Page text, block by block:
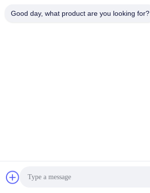
kiwi@enerkey.cn
Good day, what product are you looking for?